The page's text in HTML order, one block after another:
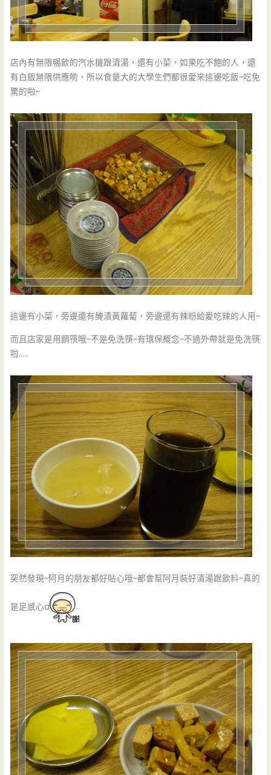
店內有無限暢飲的汽水機跟清湯，還有小菜，如果吃不飽的人，還
有白飯無限供應喲，所以食量大的大學生們都很愛來這邊吃飯~吃免
驚的啦~
這邊有小菜，旁邊還有醃漬黃蘿蔔，旁邊還有辣粉給愛吃辣的人用~
而且店家是用鋼筷哦~不是免洗筷~有環保概念~不過外帶就是免洗筷
啦…..
突然發現~阿月的朋友都好貼心哦~都會幫阿月裝好清湯跟飲料~真的
是足感心a